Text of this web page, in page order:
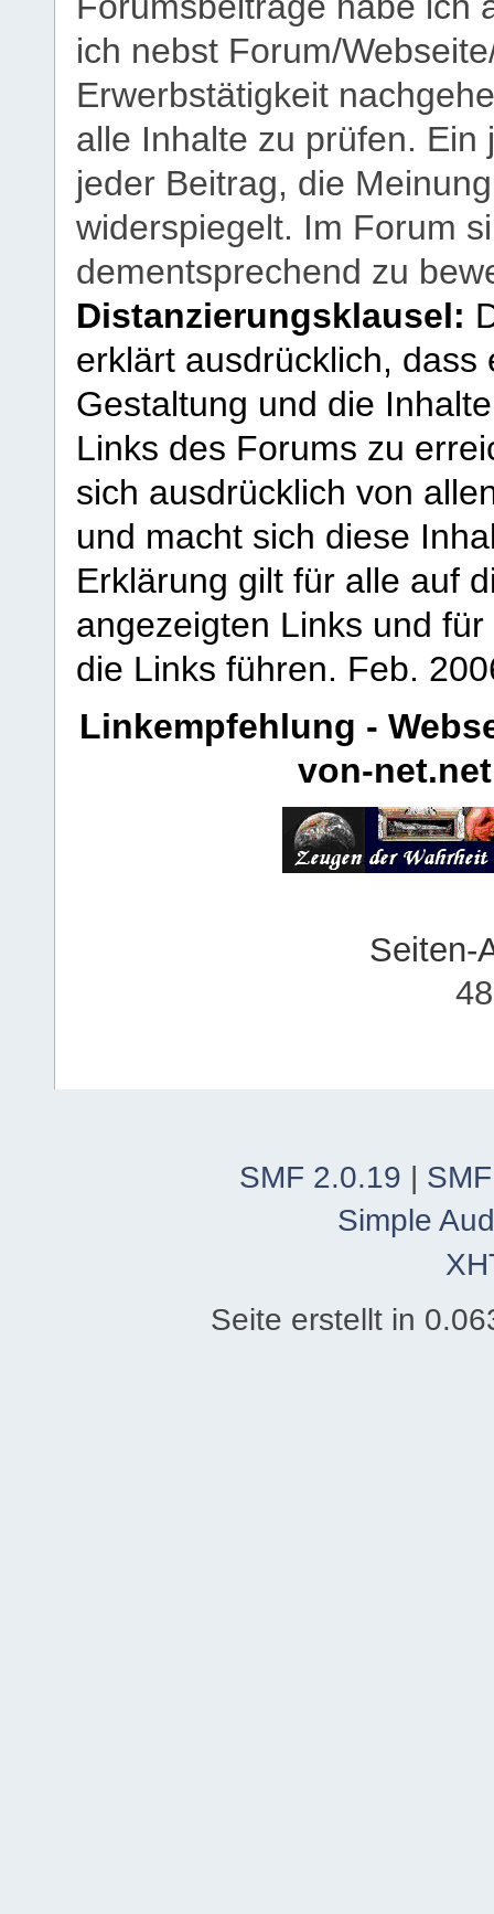
ich nebst Forum/
Erwerbstätigkeit
alle Inhalte zu prüfen.
jeder Beitrag, die
widerspiegelt. Im Forum
dementsprechend zu
Distanzierungsklausel:
erklärt ausdrücklich,
Gestaltung und die
Links des Forums zu
sich ausdrücklich von
und macht sich diese
Erklärung gilt für alle auf
angezeigten Links und
die Links führen. Feb.
Linkempfehlung -
von-net.net
Seiten-
SMF 2.0.19 |
Simple
Seite erstellt in